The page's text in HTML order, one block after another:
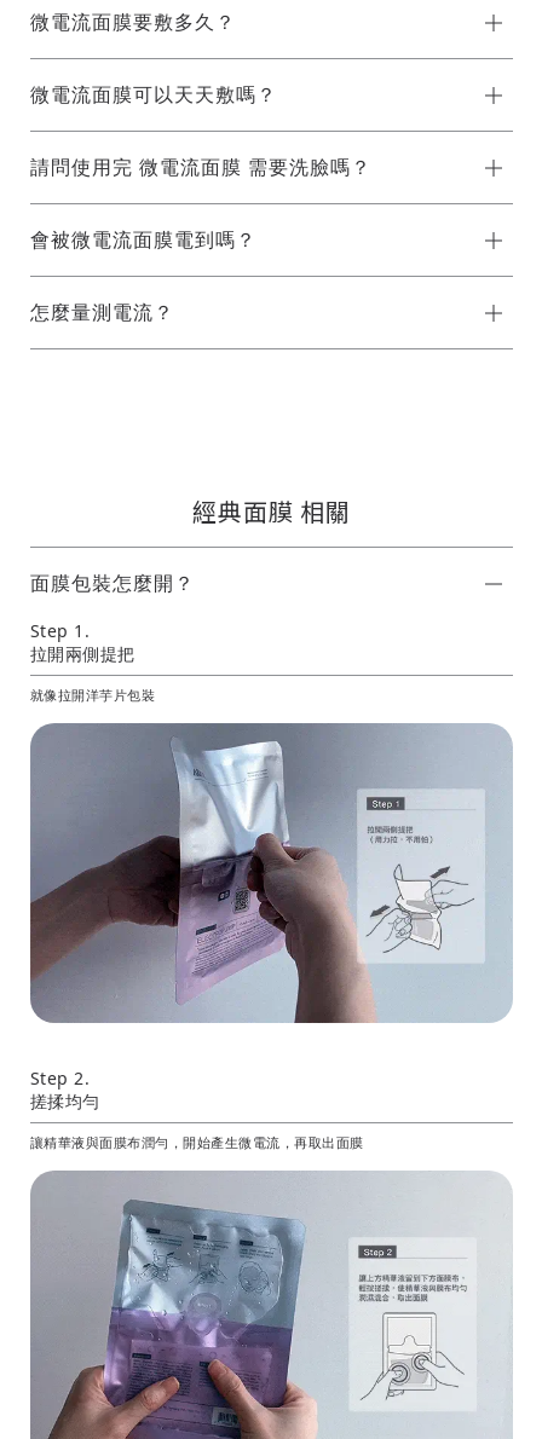
微電流面膜要敷多久？
微電流面膜可以天天敷嗎？
請問使用完 微電流面膜 需要洗臉嗎？
會被微電流面膜電到嗎？
怎麼量測電流？
經典面膜 相關
面膜包裝怎麼開？
Step 1.
拉開兩側提把
就像拉開洋芋片包裝
Step 2.
搓揉均勻
讓精華液與面膜布潤勻，開始產生微電流，再取出面膜